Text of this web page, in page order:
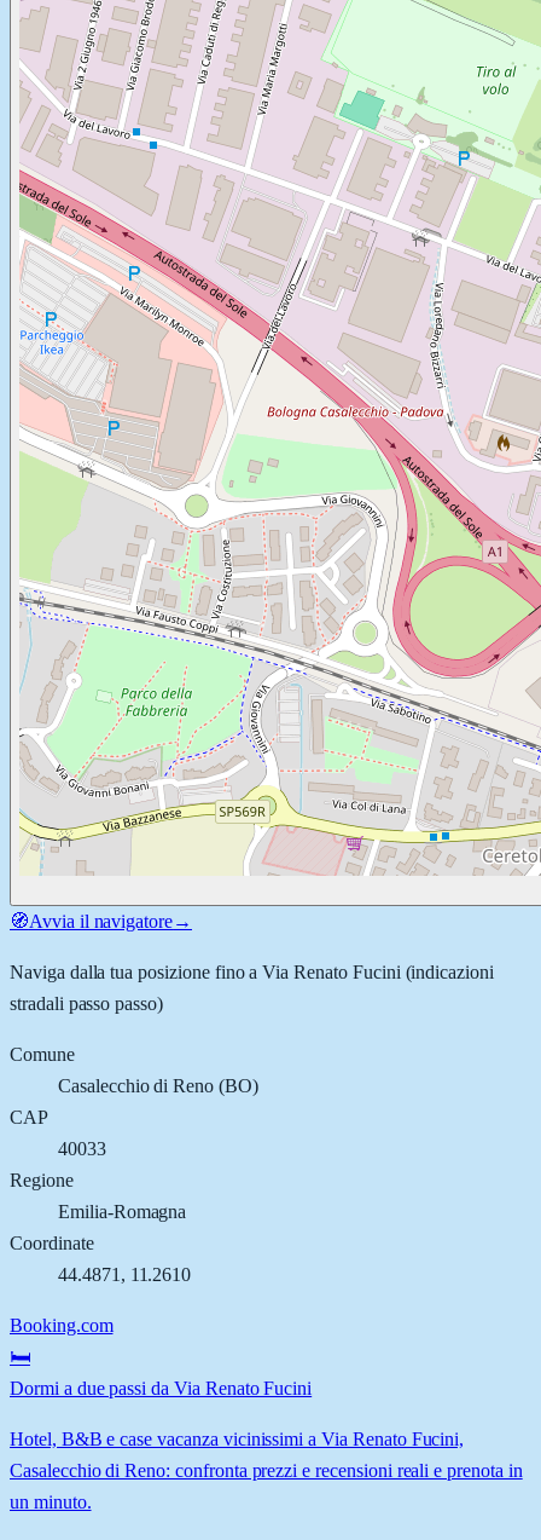
🧭Avvia il navigatore→
Naviga dalla tua posizione fino aVia Renato Fucini (indicazioni
stradali passo passo)
Comune
Casalecchio di Reno (BO)
CAP
40033
Regione
Emilia-Romagna
Coordinate
44.4871 , 11.2610
Booking.com
🛏️
Dormi a due passi da Via Renato Fucini
Hotel, B&B e case vacanza vicinissimi a Via Renato Fucini,
Casalecchio di Reno: confronta prezzi e recensioni reali e prenota in
un minuto.